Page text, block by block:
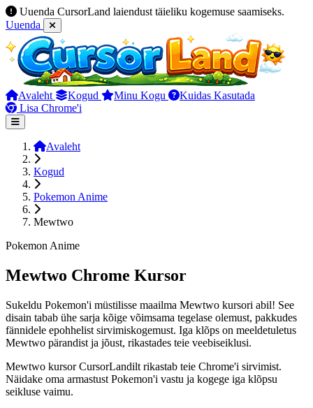
Uuenda CursorLand laiendust täieliku kogemuse saamiseks.
Uuenda
Avaleht Kogud Minu Kogu
Kuidas Kasutada
Lisa Chrome'i
Avaleht
Kogud
Pokemon Anime
Mewtwo
Pokemon Anime
Mewtwo Chrome Kursor
Sukeldu Pokemon'i müstilisse maailma Mewtwo kursori abil! See
disain tabab ühe sarja kõige võimsama tegelase olemust, pakkudes
fännidele epohhelist sirvimiskogemust. Iga klõps on meeldetuletus
Mewtwo pärandist ja jõust, rikastades teie veebiseiklusi.
Mewtwo kursor CursorLandilt rikastab teie Chrome'i sirvimist.
Näidake oma armastust Pokemon'i vastu ja kogege iga klõpsu
seikluse vaimu.